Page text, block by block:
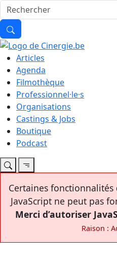
Articles
Agenda
Filmothèque
Professionnel·le·s
Organisations
Castings & Jobs
Boutique
Podcast
Certaines fonctionnalités
JavaScript ne peut pas
Merci d’autoriser
Raison :